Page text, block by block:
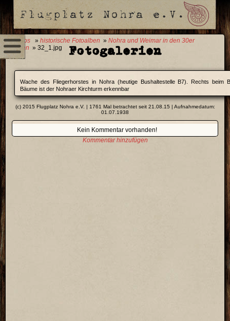
0 Fotos » historische Fotoalben » Nohra und Weimar in den 30er
Jahren » 32_1.jpg Fotogalerien
Wache des Fliegerhorstes in Nohra (heutige Bushaltestelle B7). Rechts beim
Bäume ist der Nohraer Kirchturm erkennbar
(c) 2015 Flugplatz Nohra e.V. | 1761 Mal betrachtet seit 21.08.15 | Aufnahmedatum:
01.07.1938
Kein Kommentar vorhanden!
Kommentar hinzufügen